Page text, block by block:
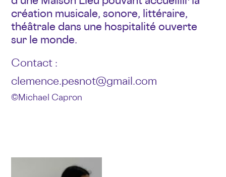
création musicale, sonore, littéraire,
théâtrale dans une hospitalité ouverte
sur le monde.
Contact :
clemence.pesnot@gmail.com
© Michael Capron